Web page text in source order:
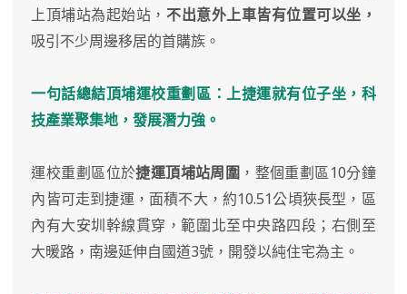
上頂埔站為起始站， 不出意外上車皆有位置可以坐，
吸引不少周邊移居的首購族。
一句話總結頂埔運校重劃區：上捷運就有位子坐，科
技產業聚集地，發展潛力強。
運校重劃區位於捷運頂埔站周圍 ，整個重劃區10分鐘
內皆可走到捷運，面積不大，約10.51公頃狹長型，區
內有大安圳幹線貫穿，範圍北至中央路四段；右側至
大暖路，南邊延伸自國道3號，開發以純住宅為主。